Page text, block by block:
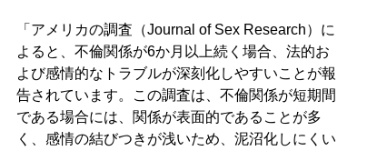
「アメリカの調査（Journal of Sex Research）に
よると、不倫関係が6か月以上続く場合、法的お
よび感情的なトラブルが深刻化しやすいことが報
告されています。この調査は、不倫関係が短期間
である場合には、関係が表面的であることが多
く、感情の結びつきが浅いため、泥沼化しにくい